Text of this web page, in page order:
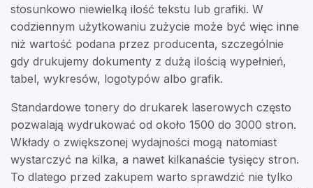
stosunkowo niewielką ilość tekstu lub grafiki. W
codziennym użytkowaniu zużycie może być więc inne
niż wartość podana przez producenta, szczególnie
gdy drukujemy dokumenty z dużą ilością wypełnień,
tabel, wykresów, logotypów albo grafik.
Standardowe tonery do drukarek laserowych często
pozwalają wydrukować od około 1500 do 3000 stron.
Wkłady o zwiększonej wydajności mogą natomiast
wystarczyć na kilka, a nawet kilkanaście tysięcy stron.
To dlatego przed zakupem warto sprawdzić nie tylko